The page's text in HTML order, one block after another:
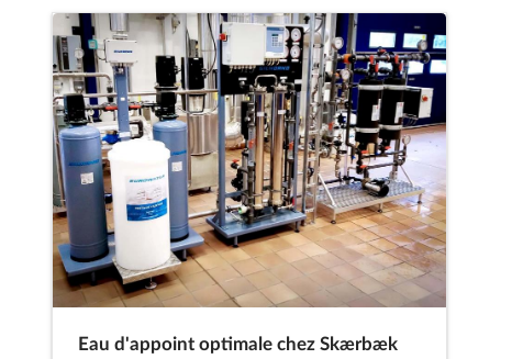
Eau d'appoint optimale chez Skærbæk